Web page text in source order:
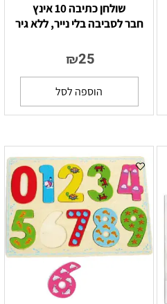
שולחן כתיבה 10 אינץ
חבר לסביבה בלי נייר, ללא גיר
₪25
הוספה לסל